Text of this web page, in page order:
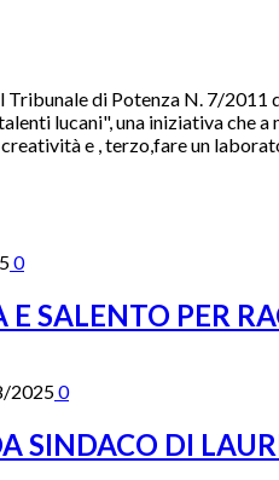
di Potenza N. 7/2011
lucani", una iniziativa che
e , terzo,fare un
0
E SALENTO PER
20250
SINDACO DI